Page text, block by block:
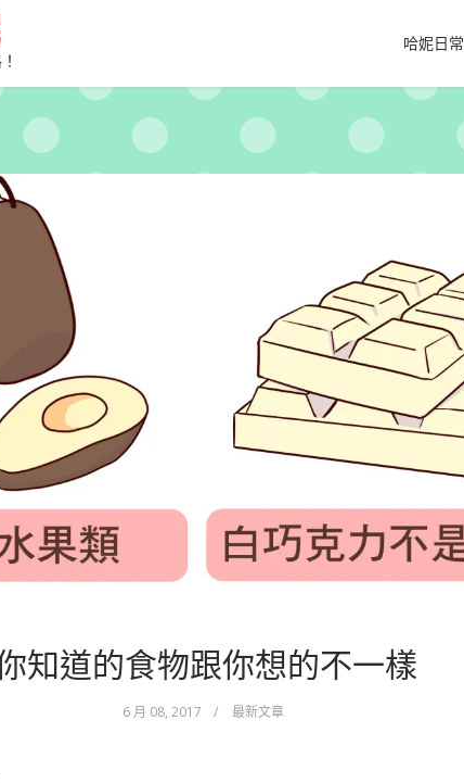
哈妮日常
知道的食物跟你想的不一樣
6 月 08, 2017 / 最新文章